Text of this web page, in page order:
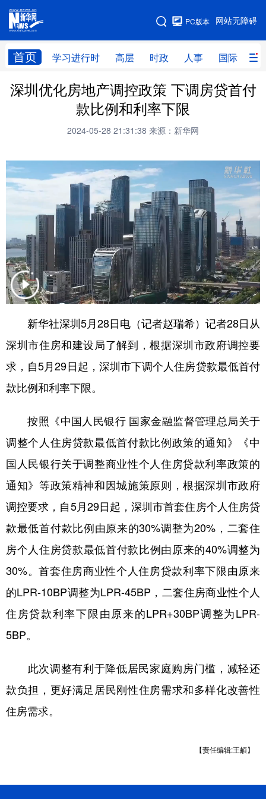
网站无障碍
PC版本
首页 学习进行时 高层 时政 人事 国际 财
网站地图
学习进行时 高层 时政 人事
财经 网评
文化 书画 健康 军事
访谈 视频 图片 政务
法律 中央文件 金融 汽车
食品 人居 信息化 数字经济
学术中国 乡村振兴 银龄 溯源中国
彩票 娱乐 时尚 悦读
公益 一带一路 亚太网 上市公司
文化产业
北京 天津 河北 山西
辽宁 吉林 上海 江苏
浙江 安徽 福建 江西
山东 河南 湖北 湖南
陕西 甘肃 青海 宁夏
English
深圳优化房地产调控政策 下调房贷首付
款比例和利率下限
2024-05-28 21:31:38 来源：新华网
新华社深圳5月28日电（记者赵瑞希）记者28日从
深圳市住房和建设局了解到，根据深圳市政府调控要
求，自5月29日起，深圳市下调个人住房贷款最低首付
款比例和利率下限。
按照《中国人民银行 国家金融监督管理总局关于
调整个人住房贷款最低首付款比例政策的通知》《中
国人民银行关于调整商业性个人住房贷款利率政策的
通知》等政策精神和因城施策原则，根据深圳市政府
调控要求，自5月29日起，深圳市首套住房个人住房贷
款最低首付款比例由原来的30%调整为20%，二套住
房个人住房贷款最低首付款比例由原来的40%调整为
30%。首套住房商业性个人住房贷款利率下限由原来
的LPR-10BP调整为LPR-45BP，二套住房商业性个人
住房贷款利率下限由原来的LPR+30BP调整为LPR-
5BP。
此次调整有利于降低居民家庭购房门槛，减轻还
款负担，更好满足居民刚性住房需求和多样化改善性
住房需求。
【责任编辑:王頔】